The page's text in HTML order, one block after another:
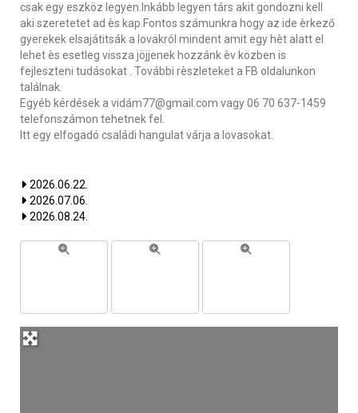
csak egy eszköz legyen.Inkább legyen társ akit gondozni kell
aki szeretetet ad ès kap.Fontos számunkra hogy az ide èrkező
gyerekek elsajátitsák a lovakról mindent amit egy hèt alatt el
lehet ès esetleg vissza jöjjenek hozzánk èv közben is
fejleszteni tudásokat . További rèszleteket a FB oldalunkon
találnak.
Egyéb kérdések a vidám77@gmail.com vagy 06 70 637-1459
telefonszámon tehetnek fel.
Itt egy elfogadó családi hangulat várja a lovasokat.
2026.06.22.
2026.07.06.
2026.08.24.